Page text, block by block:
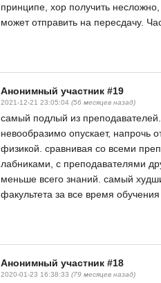
принципе, хор получить
может отправить на пересдачу.
Анонимный участник #19
2021-12-21 23:05:04 (56 месяцев назад)
самый подлый из
невообразимо опускает, напрочь
физикой. сравнивая со всеми
лабниками, с преподавателями
меньше всего знаний. самый
факультета за все время обучения
Анонимный участник #18
2020-01-23 16:38:33 (79 месяцев назад)